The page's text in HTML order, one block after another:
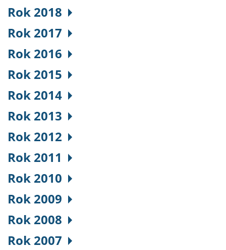
Rok 2018
Rok 2017
Rok 2016
Rok 2015
Rok 2014
Rok 2013
Rok 2012
Rok 2011
Rok 2010
Rok 2009
Rok 2008
Rok 2007